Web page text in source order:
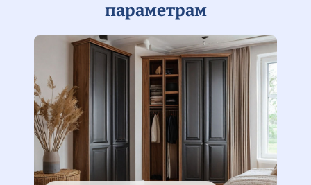
параметрам